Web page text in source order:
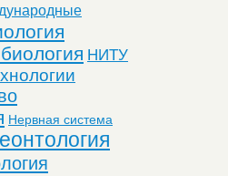
НИТУ
Нервная система